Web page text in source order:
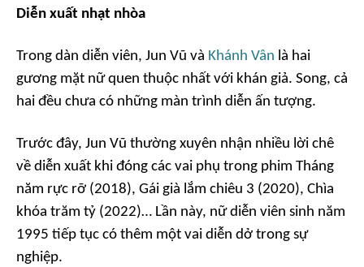
Diễn xuất nhạt nhòa
Trong dàn diễn viên, Jun Vũ và Khánh Vân là hai
gương mặt nữ quen thuộc nhất với khán giả. Song, cả
hai đều chưa có những màn trình diễn ấn tượng.
Trước đây, Jun Vũ thường xuyên nhận nhiều lời chê
về diễn xuất khi đóng các vai phụ trong phim Tháng
năm rực rỡ (2018), Gái già lắm chiêu 3 (2020), Chìa
khóa trăm tỷ (2022)… Lần này, nữ diễn viên sinh năm
1995 tiếp tục có thêm một vai diễn dở trong sự
nghiệp.